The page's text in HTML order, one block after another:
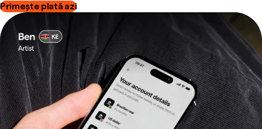
Primește plată azi